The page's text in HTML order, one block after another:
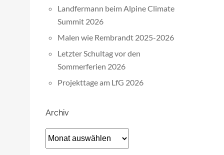
Landfermann beim Alpine Climate
Summit 2026
Malen wie Rembrandt 2025-2026
Letzter Schultag vor den
Sommerferien 2026
Projekttage am LfG 2026
Archiv
Archiv